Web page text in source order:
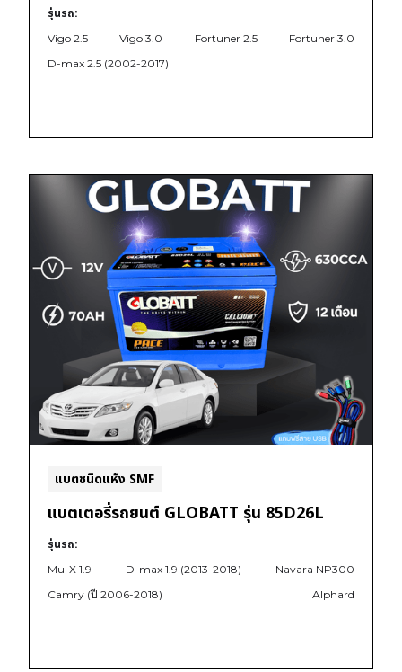
รุ่นรถ:
Vigo 2.5 Vigo 3.0 Fortuner 2.5
Fortuner 3.0
D-max 2.5 (2002-2017)
แบตชนิดแห้ง SMF
แบตเตอรี่รถยนต์ GLOBATT รุ่น 85D26L
รุ่นรถ:
Mu-X 1.9 D-max 1.9 (2013-2018)
Navara NP300
Camry (ปี 2006-2018)
Alphard